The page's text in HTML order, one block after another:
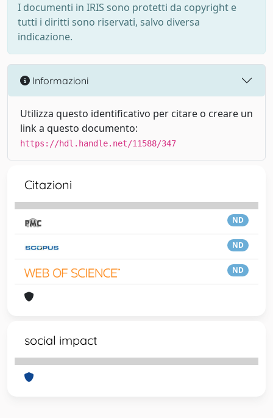
I documenti in IRIS sono protetti da copyright e
tutti i diritti sono riservati, salvo diversa
indicazione.
Informazioni
Utilizza questo identificativo per citare o creare un
link a questo documento:
https://hdl.handle.net/11588/347
Citazioni
ND
ND
ND
social impact